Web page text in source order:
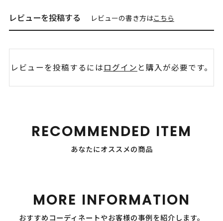
レビューを投稿する レビューの書き方はこちら
レビューを投稿するにはログイン と購入が必要です。
RECOMMENDED ITEM
あなたにオススメの商品
MORE INFORMATION
おすすめコーディネートやお客様の事例を紹介します。